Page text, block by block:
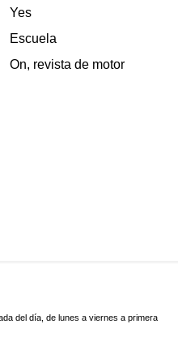
Yes
Escuela
On, revista de motor
del día, de lunes a viernes a primera